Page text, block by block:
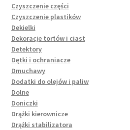
Czyszczenie części
Czyszczenie plastików
Dekielki
Dekoracje tortów i ciast
Detektory
Dętki i ochraniacze
Dmuchawy
Dodatki do olejów i paliw
Dolne
Doniczki
Drążki kierownicze
Drążki stabilizatora